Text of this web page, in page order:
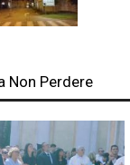
Non Perdere